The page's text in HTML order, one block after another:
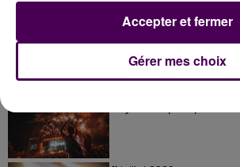
À LA UNE
Gérer mes choix
Accepter et fermer